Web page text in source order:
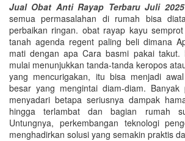
Jual Obat Anti Rayap Terbaru Juli 2025
semua permasalahan di rumah bisa
perbaikan ringan. obat rayap kayu
tanah agenda regent paling beli dimana
mati dengan apa Cara basmi pakai takut.
mulai menunjukkan tanda-tanda keropos
yang mencurigakan, itu bisa menjadi
besar yang mengintai diam-diam.
menyadari betapa seriusnya dampak
hingga terlambat dan bagian rumah
Untungnya, perkembangan teknologi
menghadirkan solusi yang semakin praktis